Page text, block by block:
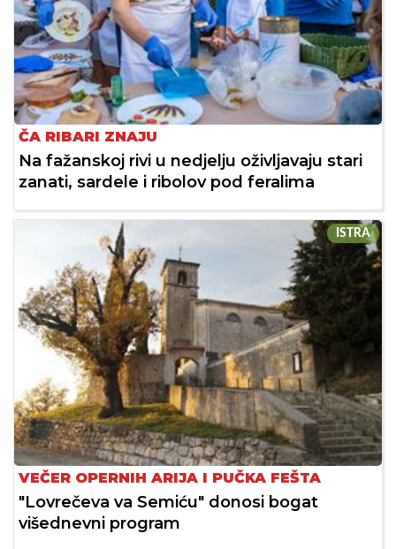
ČA RIBARI ZNAJU
Na fažanskoj rivi u nedjelju oživljavaju stari
zanati, sardele i ribolov pod feralima
ISTRA
VEČER OPERNIH ARIJA I PUČKA FEŠTA
"Lovrečeva va Semiću" donosi bogat
višednevni program